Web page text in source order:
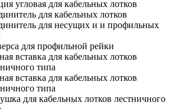
угловая для кабельных лотков
для кабельных лотков
для несущих и и профильных
для профильной рейки
вставка для кабельных лотков
типа
вставка для кабельных лотков
типа
для кабельных лотков лестничного